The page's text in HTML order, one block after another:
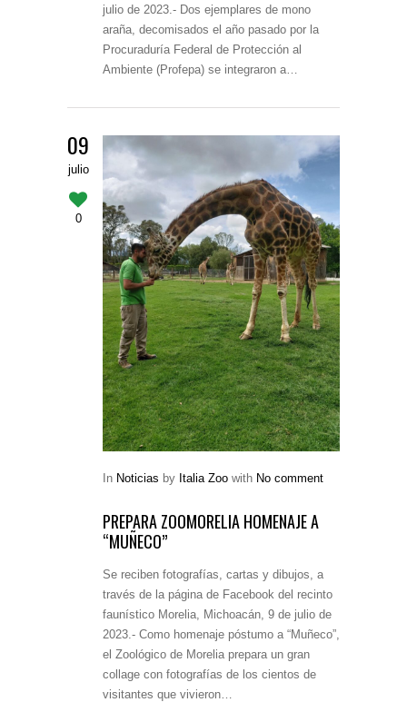
julio de 2023.- Dos ejemplares de mono
araña, decomisados el año pasado por la
Procuraduría Federal de Protección al
Ambiente (Profepa) se integraron a…
09
julio
0
In Noticias by Italia Zoo with No comment
PREPARA ZOOMORELIA HOMENAJE A
“MUÑECO”
Se reciben fotografías, cartas y dibujos, a
través de la página de Facebook del recinto
faunístico Morelia, Michoacán, 9 de julio de
2023.- Como homenaje póstumo a “Muñeco”,
el Zoológico de Morelia prepara un gran
collage con fotografías de los cientos de
visitantes que vivieron…